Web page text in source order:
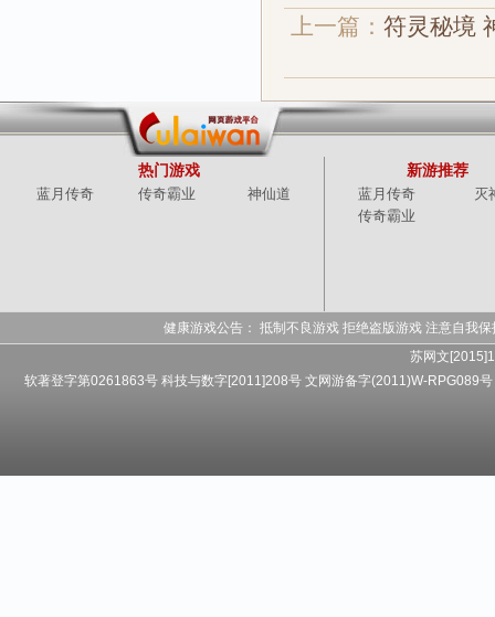
上一篇： 符灵秘境
热门游戏
蓝月传奇 传奇霸业 神仙道
新游推荐
蓝月传奇
灭
传奇霸业
健康游戏公告： 抵制不良游戏 拒绝盗版游戏 注意自我
苏网文
软著登字第0261863号 科技与数字[2011]208号 文网游备字(2011)W-RPG089号